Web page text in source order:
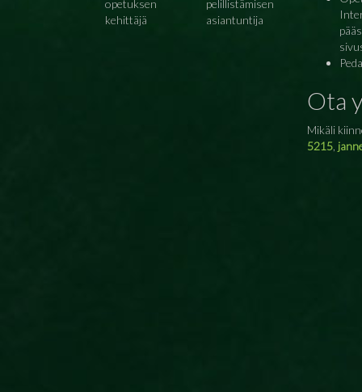
opetuksen
kehittäjä
pelillistämisen
asiantuntija
Ota
Mikäli
5215